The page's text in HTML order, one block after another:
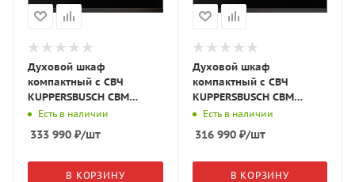
Духовой шкаф
компактный с СВЧ
KUPPERSBUSCH CBM
6350.0 S2 чёрное
стекло/Black Chrome
Есть в наличии
333 990 ₽/шт
В КОРЗИНУ
Духовой шкаф
компактный с СВЧ
KUPPERSBUSCH CBM
6350.0 S5 чёрное
стекло/Black Velvet
Есть в наличии
316 990₽/шт
В КОРЗИНУ